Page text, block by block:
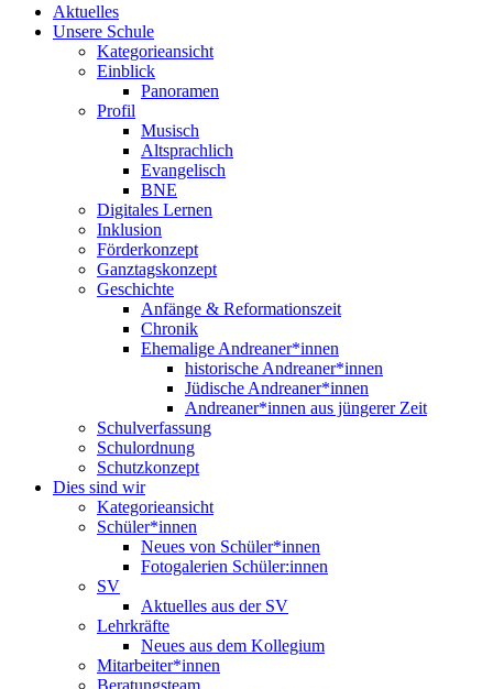
Aktuelles
Unsere Schule
Kategorieansicht
Einblick
Panoramen
Profil
Musisch
Altsprachlich
Evangelisch
BNE
Digitales Lernen
Inklusion
Förderkonzept
Ganztagskonzept
Geschichte
Anfänge & Reformationszeit
Chronik
Ehemalige Andreaner*innen
historische Andreaner*innen
Jüdische Andreaner*innen
Andreaner*innen aus jüngerer Zeit
Schulverfassung
Schulordnung
Schutzkonzept
Dies sind wir
Kategorieansicht
Schüler*innen
Neues von Schüler*innen
Fotogalerien Schüler:innen
SV
Aktuelles aus der SV
Lehrkräfte
Neues aus dem Kollegium
Mitarbeiter*innen
Beratungsteam